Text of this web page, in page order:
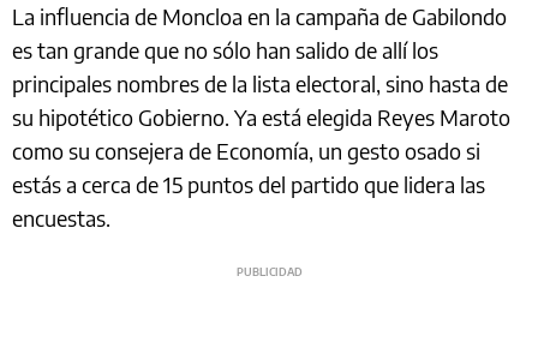
La influencia de Moncloa en la campaña de Gabilondo
es tan grande que no sólo han salido de allí los
principales nombres de la lista electoral, sino hasta de
su hipotético Gobierno. Ya está elegida Reyes Maroto
como su consejera de Economía, un gesto osado si
estás a cerca de 15 puntos del partido que lidera las
encuestas.